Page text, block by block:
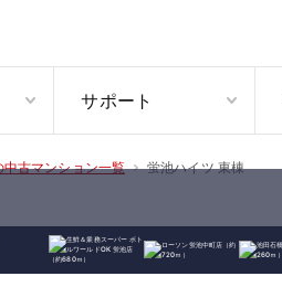
サポート
中古マンション一覧 蛍池ハイツ 東棟